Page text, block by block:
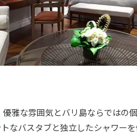
雅な雰囲気とバリ島ならではの
なバスタブと独立したシャワー